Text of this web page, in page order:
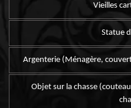
Vieilles
Statue
Argenterie (Ménagère,
Objet sur la chasse